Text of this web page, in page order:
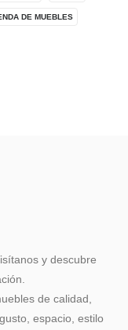
DE MUEBLES
y descubre
de calidad,
espacio, estilo